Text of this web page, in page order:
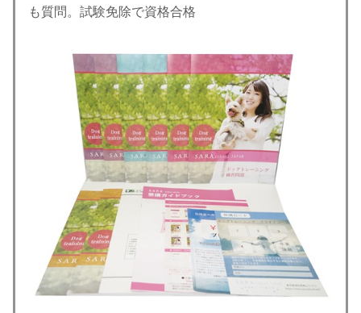
も質問。試験免除で資格合格